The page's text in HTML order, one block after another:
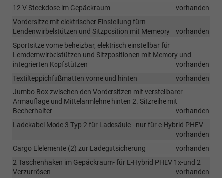
12 V Steckdose im Gepäckraum
vorhanden
Vordersitze mit elektrischer Einstellung fürn
Lendenwirbelstützen und Sitzposition mit Memeory
vorhanden
Sportsitze vorne beheizbar, elektrisch einstellbar für
Lemdemwirbelstützen und Sitzpositionen mit Memory und
integrierten Kopfstützen
vorhanden
Textilteppichfußmatten vorne und hinten
vorhanden
Jumbo Box zwischen den Vordersitzen mit verstellbarer
Armauflage und Mittelarmlehne hinten 2. Sitzreihe mit
Becherhalter
vorhanden
Ladekabel Mode 3 Typ 2 für Ladesäule - nur für e-Hybrid PHEV
vorhanden
Cargo Elelemente (2) zur Ladegutsicherung
vorhanden
2 Taschenhaken im Gepäckraum- für E-Hybrid PHEV 1x-und 2
Verzurrösen
vorhanden